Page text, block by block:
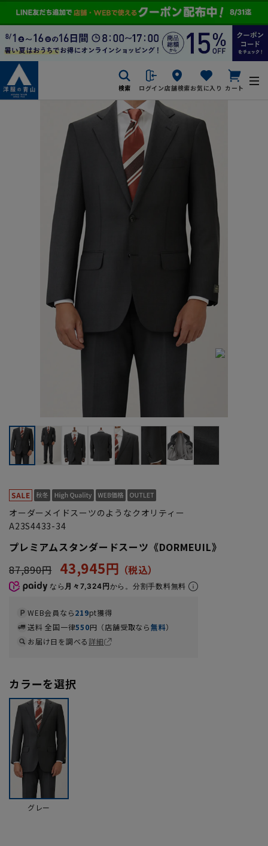
検索 ログイン店舗検索お気に入り カート
オーダーメイドスーツのようなクオリティー
A23S4433-34
プレミアムスタンダードスーツ《DORMEUIL》
87,890円
43,945円
なら 月々7,324円から。分割手数料無料
WEB会員なら219pt獲得
送料 全国一律550円（店舗受取なら無料）
お届け日を調べる詳細
カラーを選択
グレー